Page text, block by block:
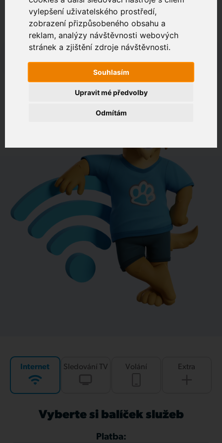
vylepšení uživatelského prostředí,
zobrazení přizpůsobeného obsahu a
reklam, analýzy návštěvnosti webových
stránek a zjištění zdroje návštěvnosti.
Souhlasím
Odmítám
Upravit mé předvolby
Zákaznický portál
Jak rychlé je připojení na vaší adrese?
Internet Sledování TV Volání Extra
Vyberte si balíček služeb
Platba: